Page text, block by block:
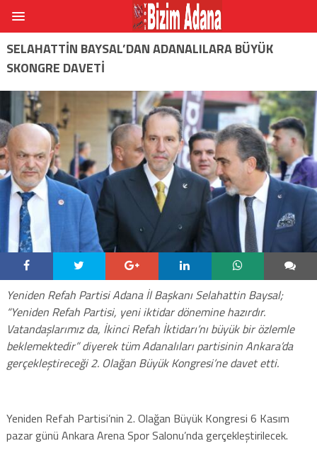
SELAHATTİN BAYSAL’DAN ADANALILARA BÜYÜK
SKONGRE DAVETİ
Yeniden Refah Partisi Adana İl Başkanı Selahattin Baysal;
“Yeniden Refah Partisi, yeni iktidar dönemine hazırdır.
Vatandaşlarımız da, İkinci Refah İktidarı’nı büyük bir özlemle
beklemektedir” diyerek tüm Adanalıları partisinin Ankara’da
gerçekleştireceği 2. Olağan Büyük Kongresi’ne davet etti.
Yeniden Refah Partisi’nin 2. Olağan Büyük Kongresi 6 Kasım
pazar günü Ankara Arena Spor Salonu’nda gerçekleştirilecek.